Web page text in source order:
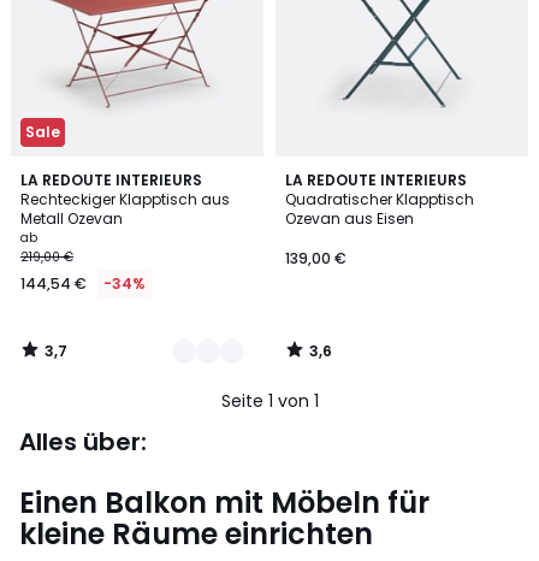
Sale
LA REDOUTE INTERIEURS
Rechteckiger Klapptisch aus
Metall Ozevan
ab
219,00 €
144,54 € -34%
3,7
/ 5
4
Farben
3,7
/
LA REDOUTE INTERIEURS
Quadratischer Klapptisch
Ozevan aus Eisen
139,00 €
3,6
/ 5
3,6
/
Seite 1 von 1
Alles über:
Einen Balkon mit Möbeln für
kleine Räume einrichten